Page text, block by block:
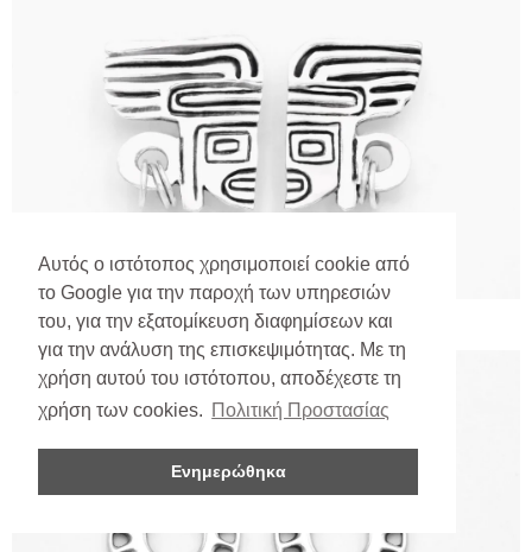
Αυτός ο ιστότοπος χρησιμοποιεί cookie από
το Google για την παροχή των υπηρεσιών
του, για την εξατομίκευση διαφημίσεων και
για την ανάλυση της επισκεψιμότητας. Με τη
χρήση αυτού του ιστότοπου, αποδέχεστε τη
χρήση των cookies. Πολιτική Προστασίας
Ενημερώθηκα